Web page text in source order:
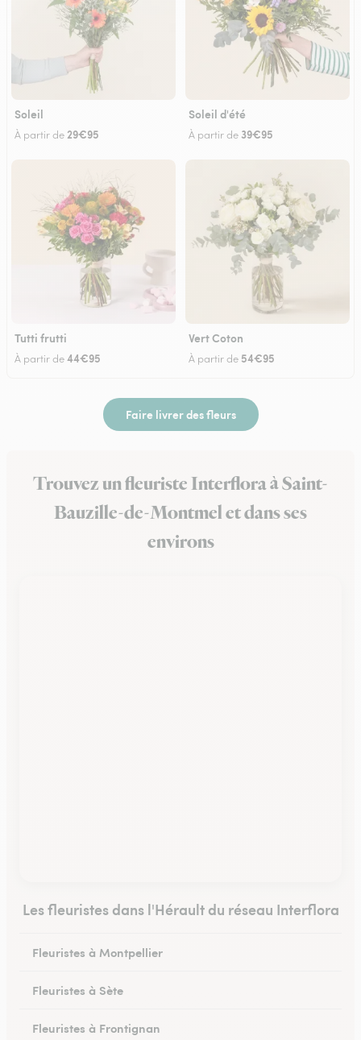
Soleil
À partir de 29€95
Soleil d'été
À partir de 39€95
Tutti frutti
À partir de44€95
Vert Coton
À partir de 54€95
Faire livrer des fleurs
Trouvez un fleuriste Interflora à Saint-
Bauzille-de-Montmel et dans ses
environs
Les fleuristes dans l'Hérault du réseau Interflora
Fleuristes à Montpellier
Fleuristes à Sète
Fleuristes à Frontignan